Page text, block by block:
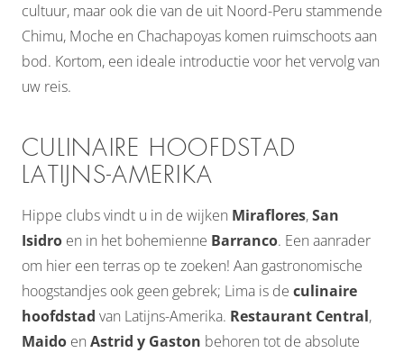
cultuur, maar ook die van de uit Noord-Peru stammende
Chimu, Moche en Chachapoyas komen ruimschoots aan
bod. Kortom, een ideale introductie voor het vervolg van
uw reis.
CULINAIRE HOOFDSTAD
LATIJNS-AMERIKA
Hippe clubs vindt u in de wijken Miraflores,San
Isidro en in het bohemienne Barranco. Een aanrader
om hier een terras op te zoeken! Aan gastronomische
hoogstandjes ook geen gebrek; Lima is de culinaire
hoofdstad van Latijns-Amerika. Restaurant Central,
Maido en Astrid y Gaston behoren tot de absolute